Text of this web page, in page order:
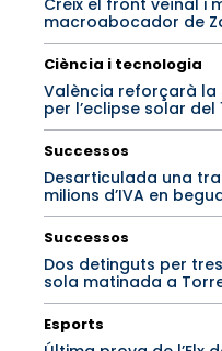
Creix el front veïnal i
macroabocador de
Ciència i tecnologia
València reforçarà la
per l’eclipse solar del
Successos
Desarticulada una
milions d’IVA en
Successos
Dos detinguts per
sola matinada a
Esports